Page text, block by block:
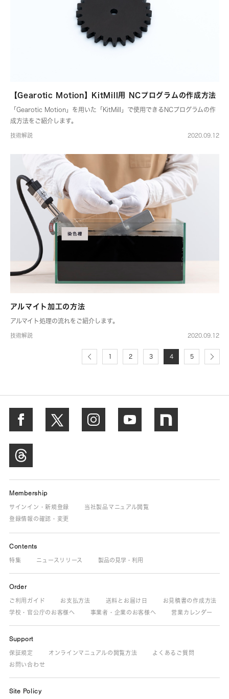
【Gearotic Motion】KitMill用 NCプログラムの作成方法
「Gearotic Motion」を用いた「KitMill」で使用できるNCプログラムの作
成方法をご紹介します。
技術解説 2020.09.12
アルマイト加工の方法
アルマイト処理の流れをご紹介します。
技術解説 2020.09.12
1 2 3 4 5
Membership
サインイン・新規登録
当社製品マニュアル閲覧
登録情報の確認・変更
Contents
特集 ニュースリリース 製品の見学・利用
Order
ご利用ガイド お支払方法 送料とお届け日
お見積書の作成方法
学校・官公庁のお客様へ
事業者・企業のお客様へ 営業カレンダー
Support
保証規定 オンラインマニュアルの閲覧方法
よくあるご質問
お問い合わせ
Site Policy